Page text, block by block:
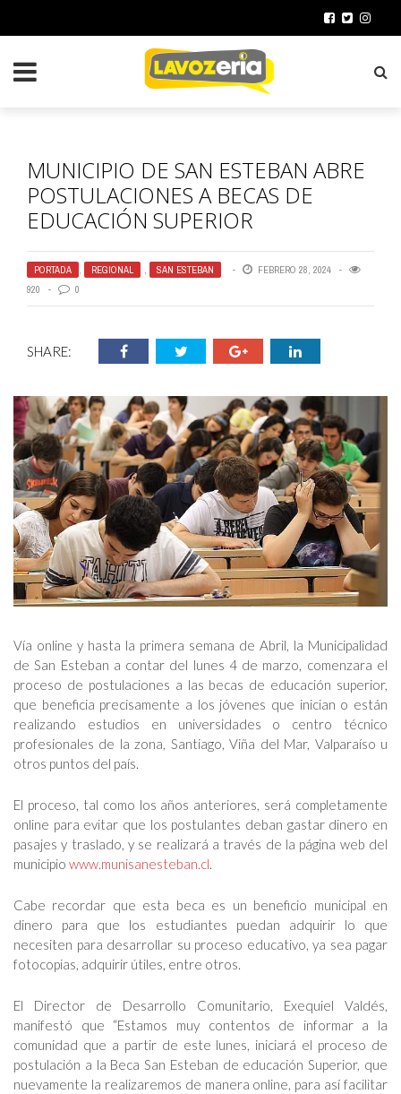
MUNICIPIO DE SAN ESTEBAN ABRE
POSTULACIONES A BECAS DE
EDUCACIÓN SUPERIOR
PORTADA , REGIONAL , SAN ESTEBAN
FEBRERO 28, 2024
920
0
SHARE:
Vía online y hasta la primera semana de Abril, la Municipalidad
de San Esteban a contar del lunes 4 de marzo, comenzara el
proceso de postulaciones a las becas de educación superior,
que beneficia precisamente a los jóvenes que inician o están
realizando estudios en universidades o centro técnico
profesionales de la zona, Santiago, Viña del Mar, Valparaíso u
otros puntos del país.
El proceso, tal como los años anteriores, será completamente
online para evitar que los postulantes deban gastar dinero en
pasajes y traslado, y se realizará a través de la página web del
municipio www.munisanesteban.cl.
Cabe recordar que esta beca es un beneficio municipal en
dinero para que los estudiantes puedan adquirir lo que
necesiten para desarrollar su proceso educativo, ya sea pagar
fotocopias, adquirir útiles, entre otros.
El Director de Desarrollo Comunitario, Exequiel Valdés,
manifestó que “Estamos muy contentos de informar a la
comunidad que a partir de este lunes, iniciará el proceso de
postulación a la Beca San Esteban de educación Superior, que
nuevamente la realizaremos de manera online, para así facilitar